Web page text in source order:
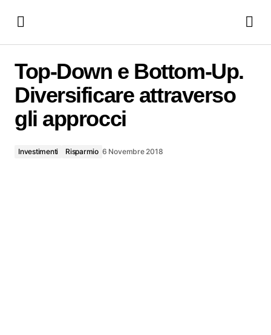
Top-Down e Bottom-Up.
Diversificare attraverso
gli approcci
Investimenti Risparmio 6 Novembre 2018